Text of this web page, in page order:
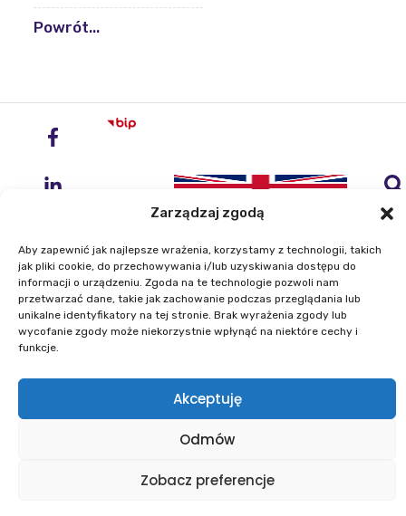
Zarządzaj zgodą
Aby zapewnić jak najlepsze wrażenia, korzystamy z technologii, takich
jak pliki cookie, do przechowywania i/lub uzyskiwania dostępu do
informacji o urządzeniu. Zgoda na te technologie pozwoli nam
przetwarzać dane, takie jak zachowanie podczas przeglądania lub
unikalne identyfikatory na tej stronie. Brak wyrażenia zgody lub
wycofanie zgody może niekorzystnie wpłynąć na niektóre cechy i
funkcje.
Akceptuję
Odmów
Zobacz preferencje
Powrót...
Instytut Geodezji i Kartografii
ul. Zygmunta Modzelewskiego 27
Telefon: +48 22 329 19 00
E-mail: igik@igik.edu.pl
Plan równości płci
Polityka plików cookies